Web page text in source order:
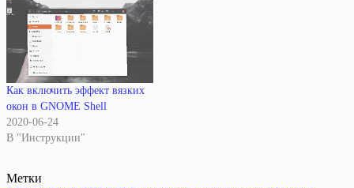
Как включить эффект вязких
окон в GNOME Shell
2020-06-24
В "Инструкции"
Метки